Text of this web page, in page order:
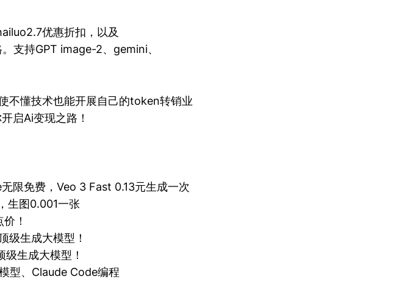
优惠折扣，以及
支持GPT image-2、gemini、
不懂技术也能开展自己的token转销业
启Ai变现之路！
限免费，Veo 3 Fast 0.13元生成一次
生图0.001一张
！
级生成大模型！
生成大模型！
型、Claude Code编程